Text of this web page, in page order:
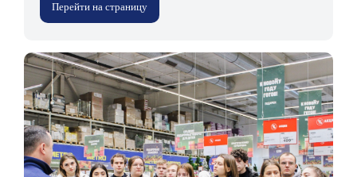
Перейти на страницу